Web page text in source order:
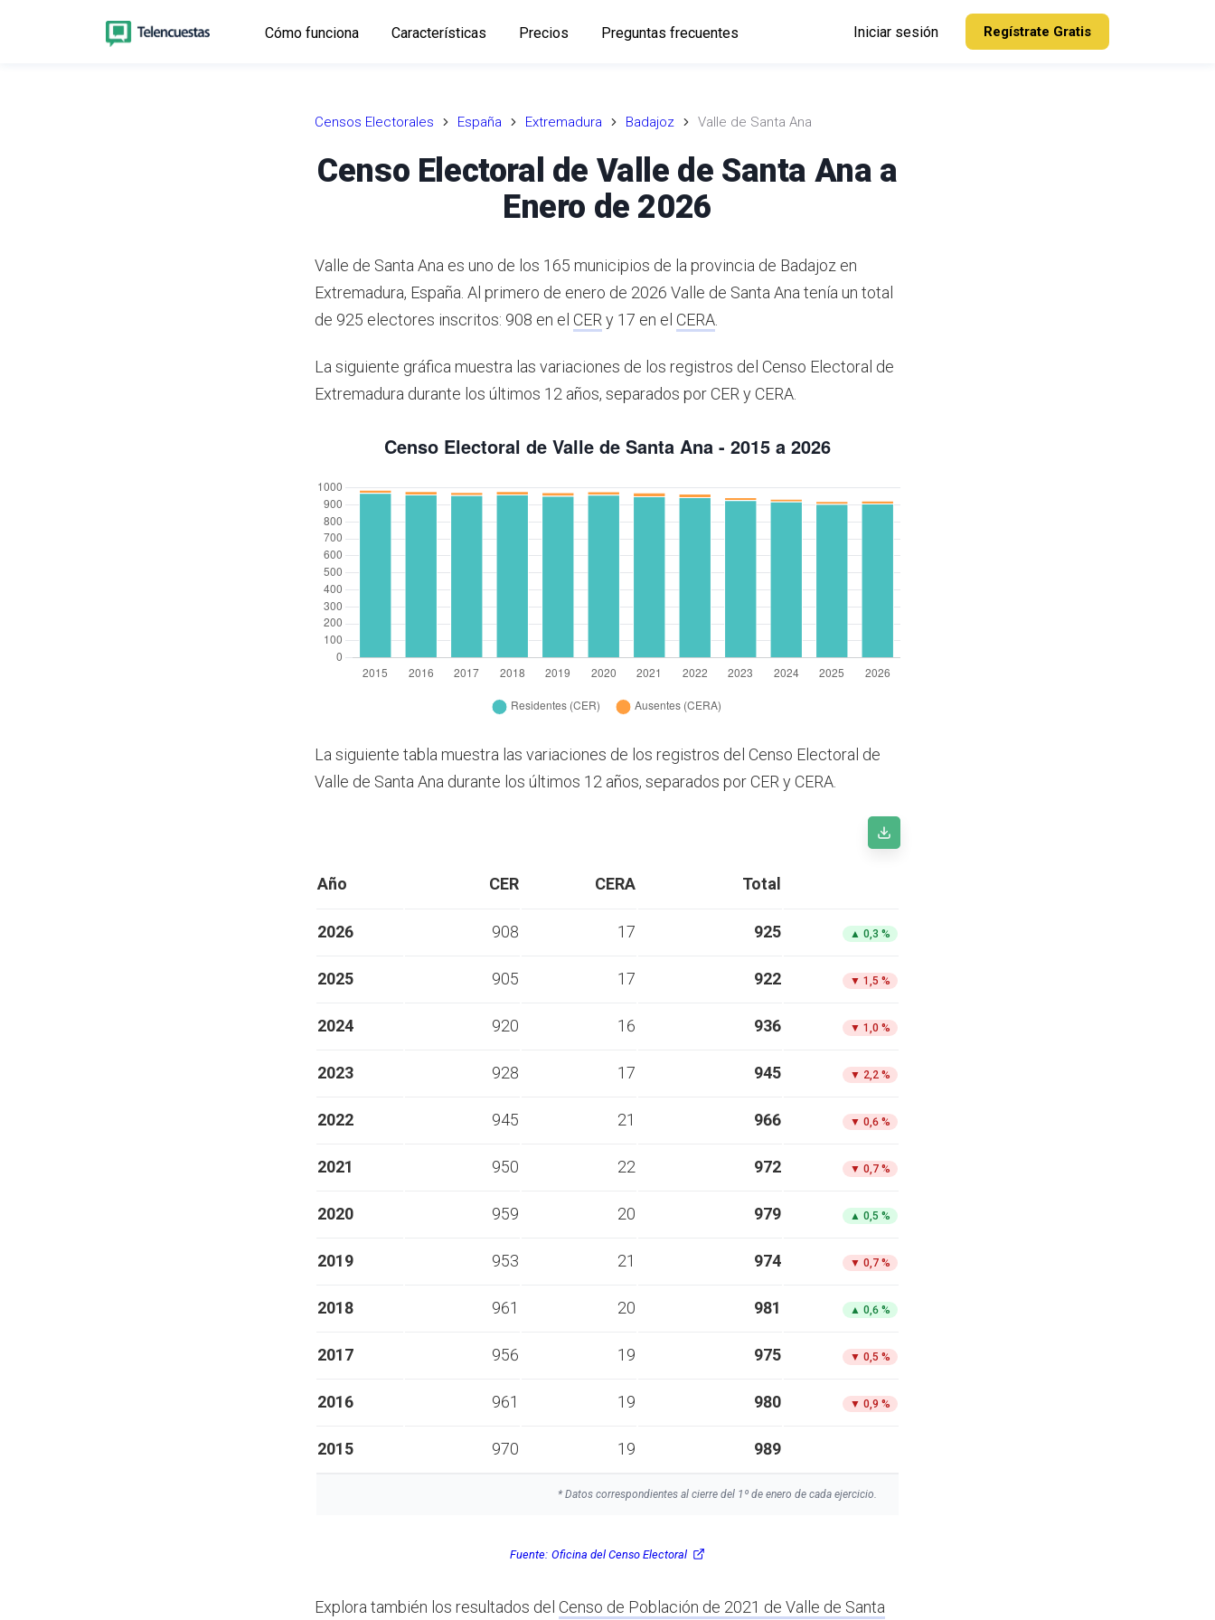
Cómo funciona Características Precios Preguntas frecuentes Iniciar sesión Regístrate Gratis
Censos Electorales España Extremadura Badajoz Valle de Santa Ana
Censo Electoral de Valle de Santa Ana a
Enero de 2026
Valle de Santa Ana es uno de los 165 municipios de la provincia de Badajoz en
Extremadura, España. Al primero de enero de 2026 Valle de Santa Ana tenía un total
de 925 electores inscritos: 908 en el CER y 17 en el CERA
La siguiente gráfica muestra las variaciones de los registros del Censo Electoral de
Extremadura durante los últimos 12 años, separados por CER y CERA.
La siguiente tabla muestra las variaciones de los registros del Censo Electoral de
Valle de Santa Ana durante los últimos 12 años, separados por CER y CERA.
Año CER CERA Total
2026 908 17 925 ▲ 0,3 %
2025 905 17 922 ▼ 1,5 %
2024 920 16 936 ▼ 1,0 %
2023 928 17 945 ▼ 2,2 %
2022 945 21 966 ▼ 0,6 %
2021 950 22 972 ▼ 0,7 %
2020 959 20 979 ▲ 0,5 %
2019 953 21 974 ▼ 0,7 %
2018 961 20 981 ▲ 0,6 %
2017 956 19 975 ▼ 0,5 %
2016 961 19 980 ▼ 0,9 %
2015 970 19 989
* Datos correspondientes al cierre del 1º de enero de cada ejercicio.
Fuente: Oficina del Censo Electoral
Explora también los resultados del Censo de Población de 2021 de Valle de Santa